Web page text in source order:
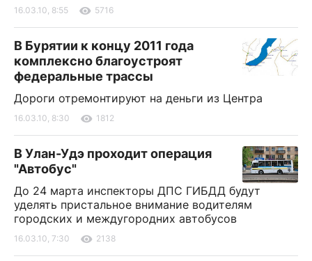
16.03.10, 8:55 5716
В Бурятии к концу 2011 года
комплексно благоустроят
федеральные трассы
Дороги отремонтируют на деньги из Центра
16.03.10, 8:30 1812
В Улан-Удэ проходит операция
"Автобус"
До 24 марта инспекторы ДПС ГИБДД будут
уделять пристальное внимание водителям
городских и междугородних автобусов
16.03.10, 7:30 2138